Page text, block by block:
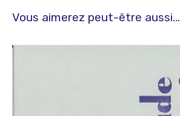
Vous aimerez peut-être aussi…